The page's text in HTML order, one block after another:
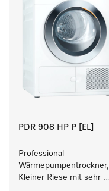
PDR 908 HP P [EL]
Professional
Wärmepumpentrockner,
Kleiner Riese mit sehr